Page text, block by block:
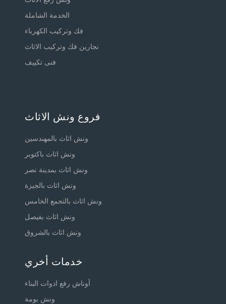
الخدمة الشاملة
فك وتركيب الكهرباء
نجارين فك وتركيب الاثاث
فنى تكييف
فروع ونش الاثاث
ونش اثاث بالمهندسين
ونش اثاث باكتوبر
ونش اثاث بمدينة نصر
ونش اثاث بالجيزة
ونش اثاث بالتجمع الخامس
ونش اثاث بفيصل
ونش اثاث بالشروق
خدمات أخري
أوناش رفع ادوات البناء
ونش بومة